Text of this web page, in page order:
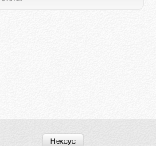
Нексус